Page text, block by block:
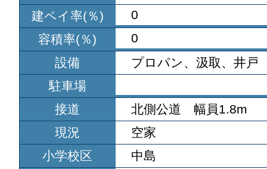
建ペイ率(％)
0
容積率(％)
0
設備
プロパン、汲取、井戸
駐車場
接道
北側公道 幅員1.8m
現況
空家
小学校区
中島